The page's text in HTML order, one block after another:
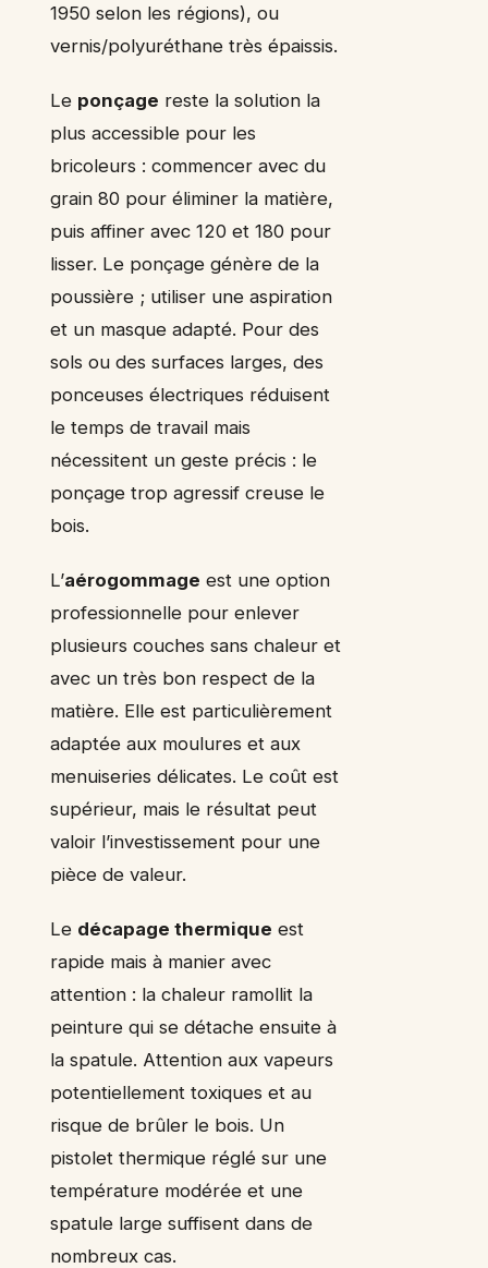
1950 selon les régions), ou
vernis/polyuréthane très épaissis.
Le ponçage reste la solution la
plus accessible pour les
bricoleurs : commencer avec du
grain 80 pour éliminer la matière,
puis affiner avec 120 et 180 pour
lisser. Le ponçage génère de la
poussière ; utiliser une aspiration
et un masque adapté. Pour des
sols ou des surfaces larges, des
ponceuses électriques réduisent
le temps de travail mais
nécessitent un geste précis : le
ponçage trop agressif creuse le
bois.
L’aérogommage est une option
professionnelle pour enlever
plusieurs couches sans chaleur et
avec un très bon respect de la
matière. Elle est particulièrement
adaptée aux moulures et aux
menuiseries délicates. Le coût est
supérieur, mais le résultat peut
valoir l’investissement pour une
pièce de valeur.
Le décapage thermique est
rapide mais à manier avec
attention : la chaleur ramollit la
peinture qui se détache ensuite à
la spatule. Attention aux vapeurs
potentiellement toxiques et au
risque de brûler le bois. Un
pistolet thermique réglé sur une
température modérée et une
spatule large suffisent dans de
nombreux cas.